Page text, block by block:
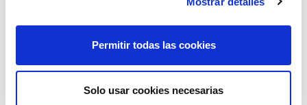
Permitir todas las cookies
Solo usar cookies necesarias
alambre galvanizado 250 grs. nº10 rollo
15 mts.